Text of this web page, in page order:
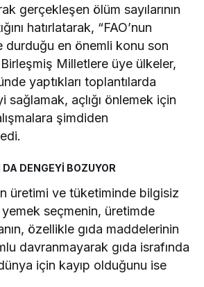
gerçekleşen ölüm sayılarının
hatırlatarak, “FAO’nun
durduğu en önemli konu son
Milletlere üye ülkeler,
yaptıkları toplantılarda
sağlamak, açlığı önlemek için
şimdiden
DENGEYİ BOZUYOR
üretimi ve tüketiminde bilgisiz
seçmenin, üretimde
özellikle gıda maddelerinin
davranmayarak gıda israfında
için kayıp olduğunu ise